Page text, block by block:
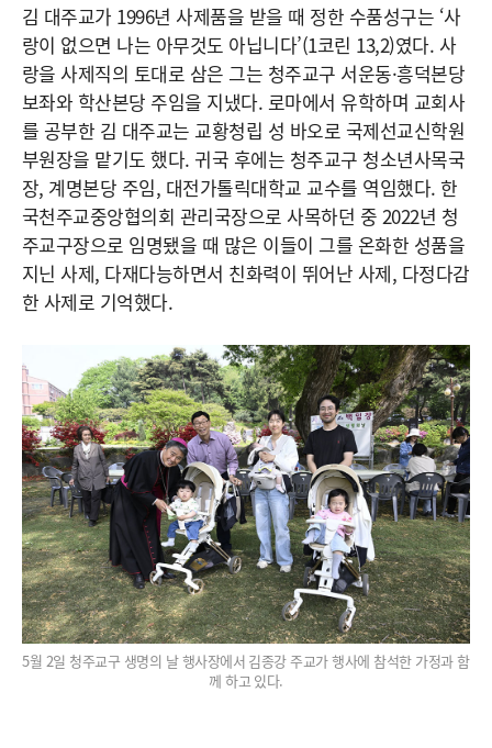
김 대주교가 1996년 사제품을 받을 때 정한 수품성구는 ‘사
랑이 없으면 나는 아무것도 아닙니다’(1코린 13,2)였다. 사
랑을 사제직의 토대로 삼은 그는 청주교구 서운동·흥덕본당
보좌와 학산본당 주임을 지냈다. 로마에서 유학하며 교회사
를 공부한 김 대주교는 교황청립 성 바오로 국제선교신학원
부원장을 맡기도 했다. 귀국 후에는 청주교구 청소년사목국
장, 계명본당 주임, 대전가톨릭대학교 교수를 역임했다. 한
국천주교중앙협의회 관리국장으로 사목하던 중 2022년 청
주교구장으로 임명됐을 때 많은 이들이 그를 온화한 성품을
지닌 사제, 다재다능하면서 친화력이 뛰어난 사제, 다정다감
한 사제로 기억했다.
5월 2일 청주교구 생명의 날 행사장에서 김종강 주교가 행사에 참석한 가정과 함
께 하고 있다.